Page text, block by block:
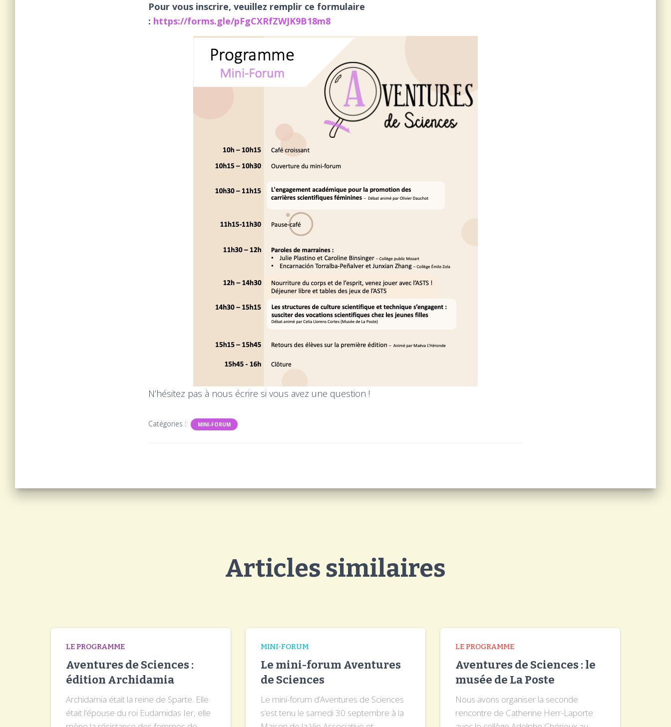
Pour vous inscrire, veuillez remplir ce formulaire
: https://forms.gle/pFgCXRfZWJK9B18m8
N’hésitez pas à nous écrire si vous avez une question !
Catégories : MINI-FORUM
Articles similaires
LE PROGRAMME
Aventures de Sciences :
édition Archidamia
Archidamia était la reine de Sparte. Elle
était l’épouse du roi Eudamidas Ier, elle
MINI-FORUM
Le mini-forum Aventures
de Sciences
Le mini-forum d’Aventures de Sciences
s’est tenu le samedi 30 septembre à la
LE PROGRAMME
Aventures de Sciences : le
musée de La Poste
Nous avons organiser la seconde
rencontre de Catherine Herr-Laporte